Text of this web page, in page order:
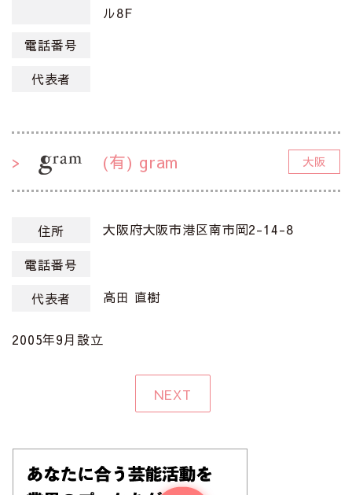
ル8F
電話番号
代表者
(有) gram 大阪
住所 大阪府大阪市港区南市岡2-14-8
電話番号
代表者
高田 直樹
2005年9月設立
NEXT